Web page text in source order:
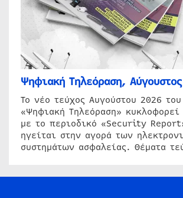
Ψηφιακή Τηλεόραση,
Το νέο τεύχος Αυγούστου 2026
«Ψηφιακή Τηλεόραση» κυκλοφορεί
με το περιοδικό «Security
ηγείται στην αγορά των
συστημάτων ασφαλείας. Θέματα